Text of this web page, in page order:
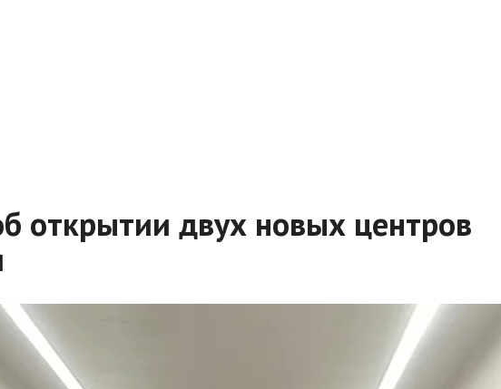
открытии двух новых центров